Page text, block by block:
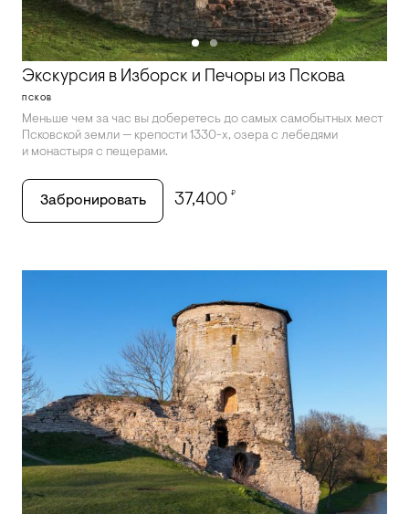
Экскурсия в Изборск и Печоры из Пскова
ПСКОВ
Меньше чем за час вы доберетесь до самых самобытных мест
Псковской земли — крепости 1330-х, озера с лебедями
и монастыря с пещерами.
Забронировать 37,400 ₽